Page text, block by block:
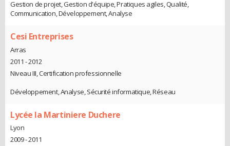
Gestion de projet, Gestion d'équipe, Pratiques agiles, Qualité,
Communication, Développement, Analyse
Cesi Entreprises
Arras
2011 - 2012
Niveau III, Certification professionnelle
Développement, Analyse, Sécurité informatique, Réseau
Lycée la Martiniere Duchere
Lyon
2009 - 2011